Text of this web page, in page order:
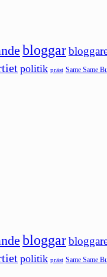
bloggar
politik präst Same Same
bloggar
politik präst Same Same